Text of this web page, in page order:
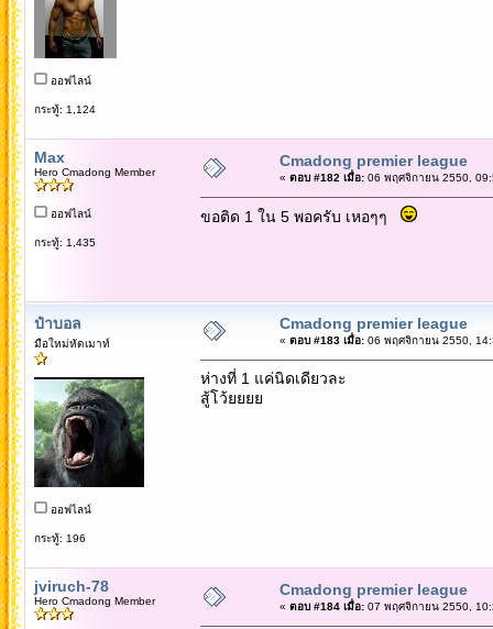
ออฟไลน์
กระทู้: 1,124
Max
Hero Cmadong Member
ออฟไลน์
กระทู้: 1,435
Cmadong premier league
« ตอบ #182 เมื่อ:06 พฤศจิกายน 2550,
ขอติด 1 ใน 5 พอครับ เหอๆๆ
ป๋าบอล
มือใหม่หัดเมาท์
ออฟไลน์
กระทู้: 196
Cmadong premier league
« ตอบ #183 เมื่อ:06 พฤศจิกายน 2550,
ห่างที่ 1 แค่นิดเดียวละ
สู้โว้ยยยย
jviruch-78
Hero Cmadong Member
Cmadong premier league
« ตอบ #184 เมื่อ:07 พฤศจิกายน 2550,